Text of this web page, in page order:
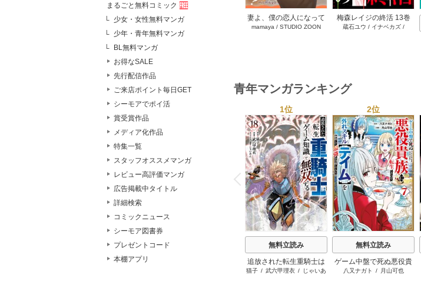
まるごと無料コミック
少女・女性無料マンガ
少年・青年無料マンガ
BL無料マンガ
お得なSALE
先行配信作品
ご来店ポイント毎日GET
シーモアでポイ活
賞受賞作品
メディア化作品
特集一覧
スタッフオススメマンガ
レビュー高評価マンガ
広告掲載中タイトル
詳細検索
コミックニュース
シーモア図書券
プレゼントコード
本棚アプリ
妻よ、僕の恋人になって
くれませんか？ 21巻
mamaya / STUDIO ZOON
梅森レイジの終活 13巻
蔵石ユウ / イナベカズ/
青年マンガランキング
P
r
e
v
i
o
u
s
1位
無料立読み
追放された転生重騎士は
ゲーム知識で無双する
猫子 / 武六甲理衣 /
じゃいあ
2位
無料立読み
ゲーム中盤で死ぬ悪役貴
族に転生したので、外れ
八又ナガト / 月山可也